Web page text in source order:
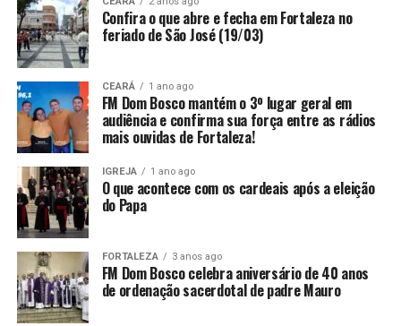
Confira o que abre e fecha em Fortaleza no
feriado de São José (19/03)
CEARÁ 1 ano ago
FM Dom Bosco mantém o 3º lugar geral em
audiência e confirma sua força entre as rádios
mais ouvidas de Fortaleza!
IGREJA 1 ano ago
O que acontece com os cardeais após a eleição
do Papa
FORTALEZA 3 anos ago
FM Dom Bosco celebra aniversário de 40 anos
de ordenação sacerdotal de padre Mauro